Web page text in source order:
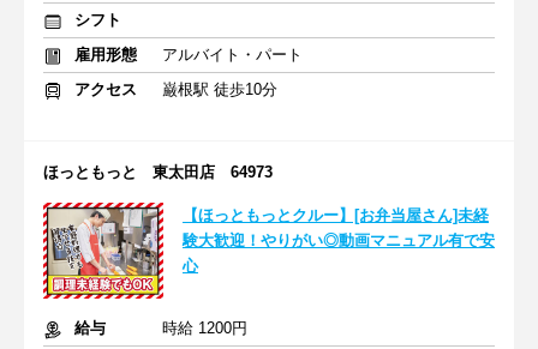
シフト
雇用形態
アルバイト・パート
アクセス
巌根駅 徒歩10分
ほっともっと 東太田店 64973
【ほっともっとクルー】[お弁当屋さん]未経
験大歓迎！やりがい◎動画マニュアル有で安
心
給与
時給 1200円